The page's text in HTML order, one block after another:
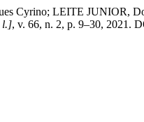
LEITE JUNIOR,
l.], v. 66, n. 2, p. 9–30, 2021.